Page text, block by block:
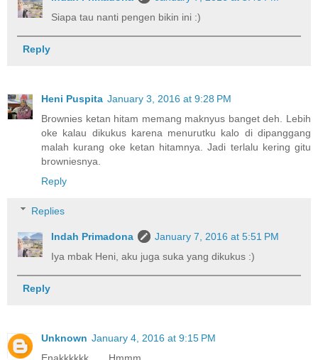
Siapa tau nanti pengen bikin ini :)
Reply
Heni Puspita January 3, 2016 at 9:28 PM
Brownies ketan hitam memang maknyus banget deh. Lebih
oke kalau dikukus karena menurutku kalo di dipanggang
malah kurang oke ketan hitamnya. Jadi terlalu kering gitu
browniesnya.
Reply
Replies
Indah Primadona
January 7, 2016 at 5:51 PM
Iya mbak Heni, aku juga suka yang dikukus :)
Reply
Unknown January 4, 2016 at 9:15 PM